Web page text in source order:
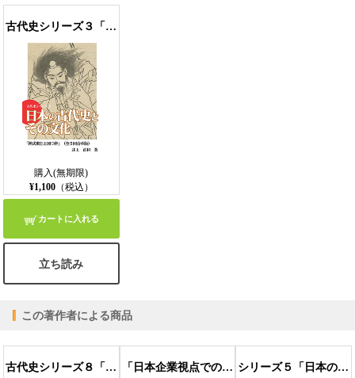
【モバイルビューア】
古代史シリーズ３「神武東征と国つ神」（全５回合本版）
購入(無期限)
¥1,100（税込）
カートに入れる
立ち読み
この著作者による商品
古代史シリーズ８「日本人の祖先と日高見国」（全５回合本版） 「日本企業視点でのCOBIT5のITガバナンス」第1版 シリーズ５「日本の神社と神々」第三部「八幡・宗像・住吉神社信仰と海神の神」